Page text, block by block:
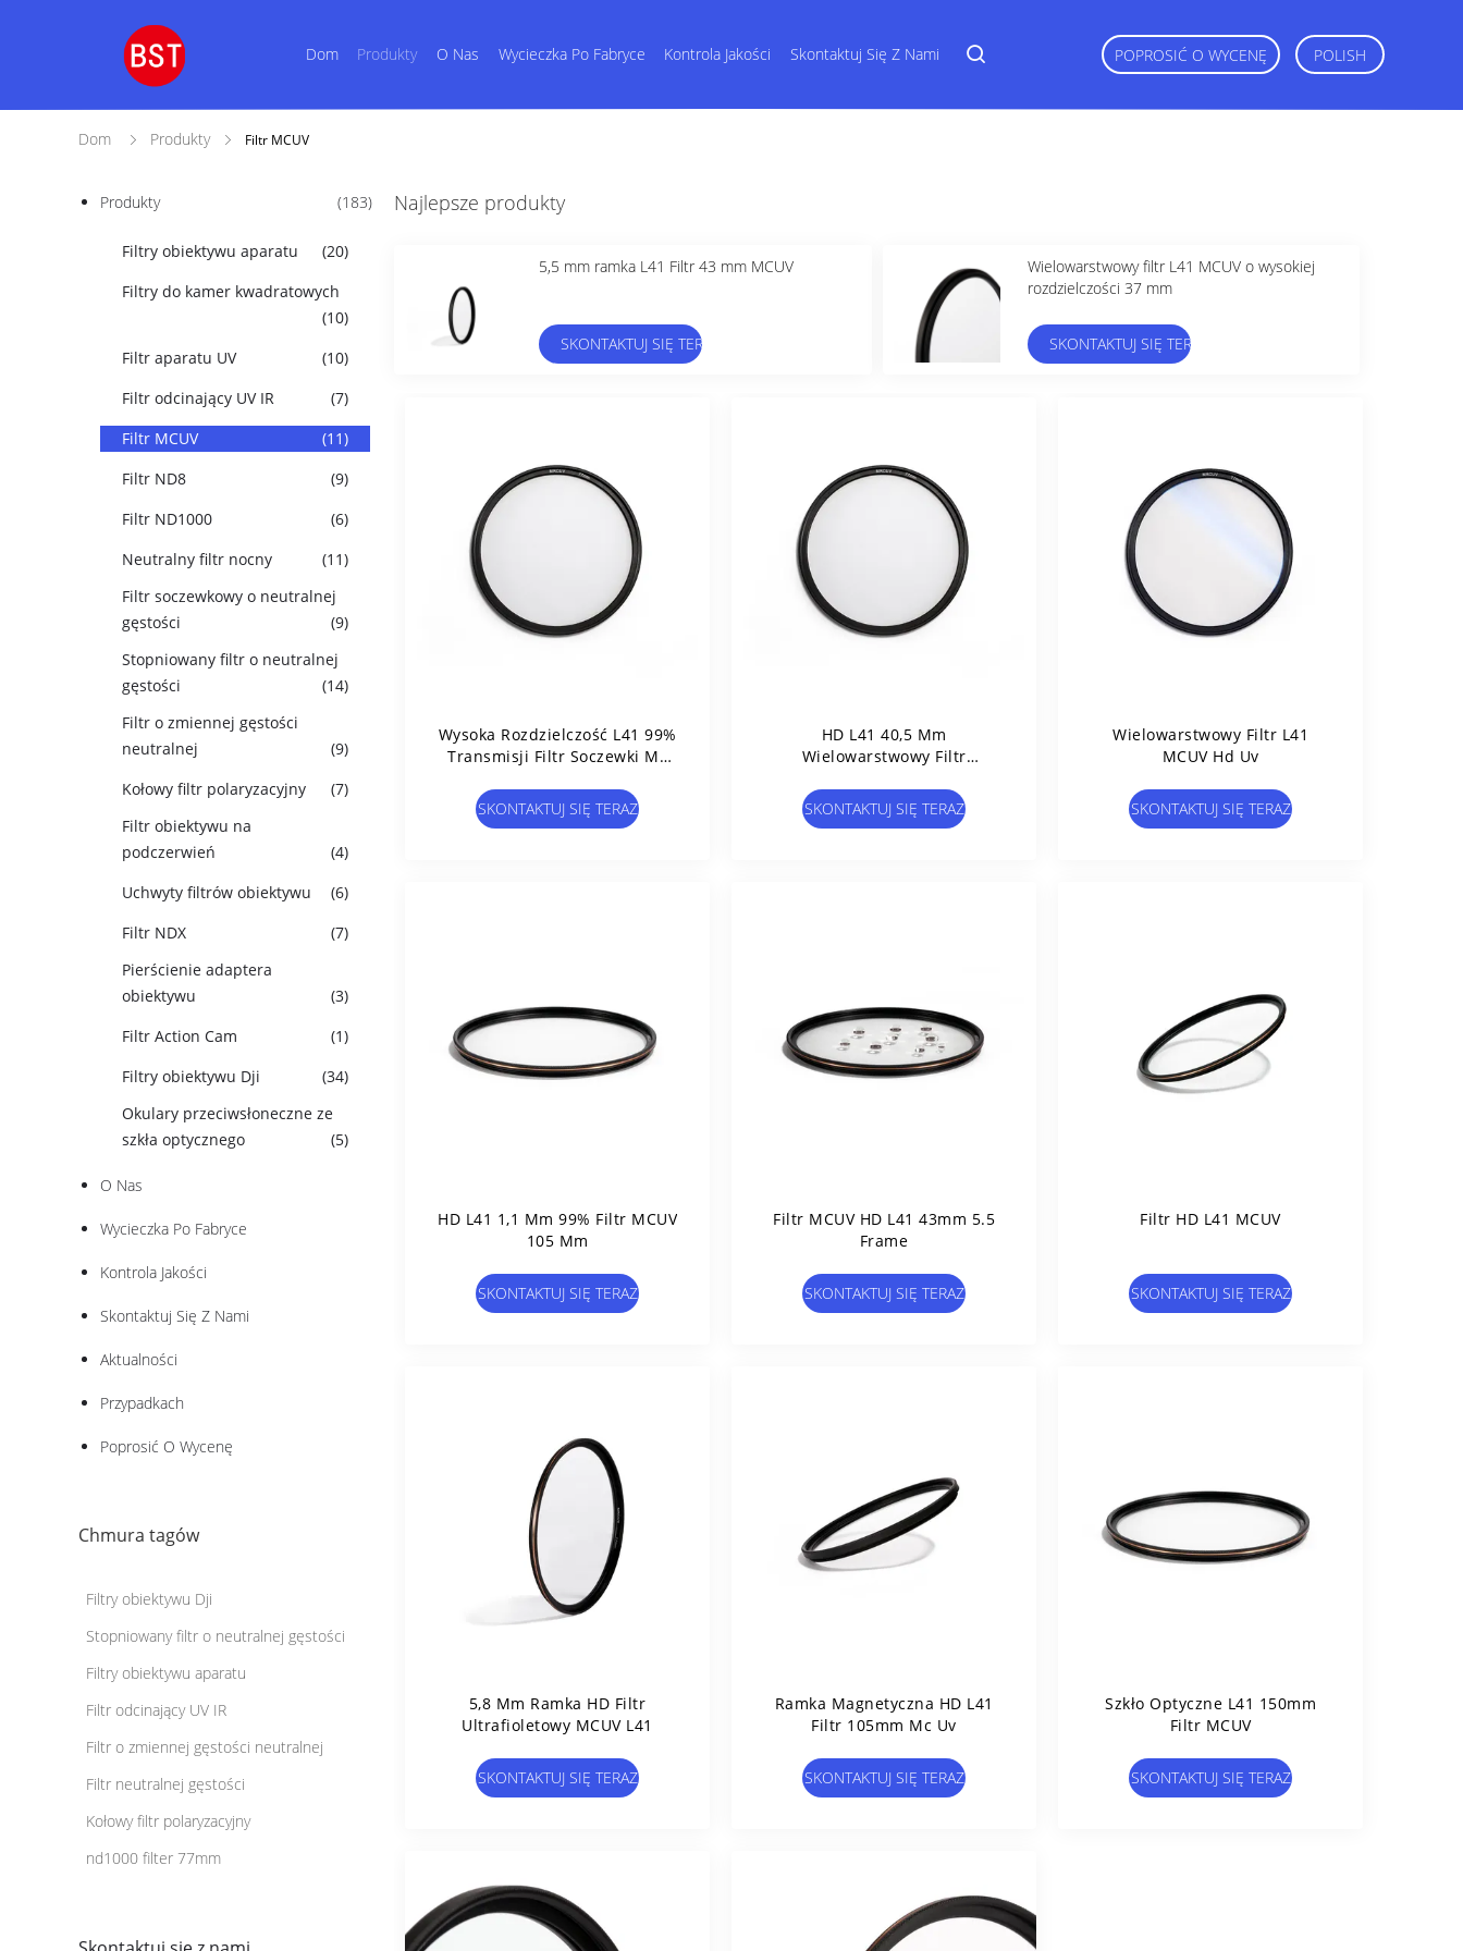
Dom Produkty O Nas Wycieczka Po Fabryce Kontrola Jakości Skontaktuj Się Z Nami POPROSIĆ O WYCENĘ POLISH
Dom Produkty Filtr MCUV
Produkty (183)
Filtry obiektywu aparatu
(20)
Filtry do kamer kwadratowych
(10)
Filtr aparatu UV
(10)
Filtr odcinający UV IR
(7)
Filtr MCUV
(11)
Filtr ND8
(9)
Filtr ND1000
(6)
Neutralny filtr nocny
(11)
Filtr soczewkowy o neutralnej
gęstości
(9)
Stopniowany filtr o neutralnej
gęstości
(14)
Filtr o zmiennej gęstości
neutralnej
(9)
Kołowy filtr polaryzacyjny
(7)
Filtr obiektywu na
podczerwień
(4)
Uchwyty filtrów obiektywu
(6)
Filtr NDX
(7)
Pierścienie adaptera
obiektywu
(3)
Filtr Action Cam
(1)
Filtry obiektywu Dji
(34)
Okulary przeciwsłoneczne ze
szkła optycznego
(5)
O Nas
Wycieczka Po Fabryce
Kontrola Jakości
Skontaktuj Się Z Nami
Aktualności
Przypadkach
Poprosić O Wycenę
Chmura tagów
Filtry obiektywu Dji
Stopniowany filtr o neutralnej gęstości
Filtry obiektywu aparatu
Filtr odcinający UV IR
Filtr o zmiennej gęstości neutralnej
Filtr neutralnej gęstości
Kołowy filtr polaryzacyjny
nd1000 filter 77mm
Najlepsze produkty
5,5 mm ramka L41 Filtr 43 mm MCUV
SKONTAKTUJ SIĘ TERAZ
Wielowarstwowy filtr L41 MCUV o wysokiej
rozdzielczości 37 mm
SKONTAKTUJ SIĘ TERAZ
Wysoka Rozdzielczość L41 99%
Transmisji Filtr Soczewki Mc
SKONTAKTUJ SIĘ TERAZ
HD L41 40,5 Mm
Wielowarstwowy Filtr
SKONTAKTUJ SIĘ TERAZ
Wielowarstwowy Filtr L41
MCUV Hd Uv
SKONTAKTUJ SIĘ TERAZ
HD L41 1,1 Mm 99% Filtr MCUV
105 Mm
SKONTAKTUJ SIĘ TERAZ
Filtr MCUV HD L41 43mm 5.5
Frame
SKONTAKTUJ SIĘ TERAZ
Filtr HD L41 MCUV
SKONTAKTUJ SIĘ TERAZ
5,8 Mm Ramka HD Filtr
Ultrafioletowy MCUV L41
SKONTAKTUJ SIĘ TERAZ
Ramka Magnetyczna HD L41
Filtr 105mm Mc Uv
SKONTAKTUJ SIĘ TERAZ
Szkło Optyczne L41 150mm
Filtr MCUV
SKONTAKTUJ SIĘ TERAZ